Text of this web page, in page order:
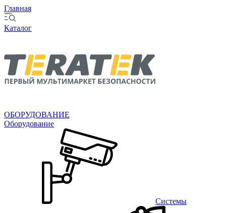
Главная
Каталог
ОБОРУДОВАНИЕ
Оборудование
Системы